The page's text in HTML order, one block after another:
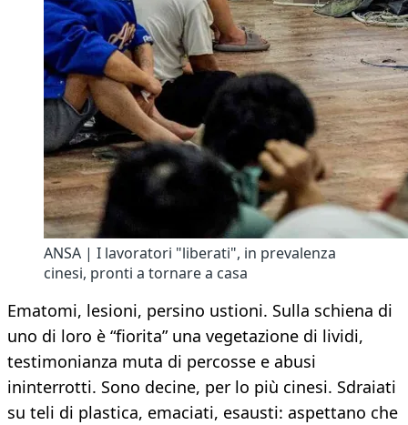
ANSA | I lavoratori "liberati", in prevalenza
cinesi, pronti a tornare a casa
Ematomi, lesioni, persino ustioni. Sulla schiena di
uno di loro è “fiorita” una vegetazione di lividi,
testimonianza muta di percosse e abusi
ininterrotti. Sono decine, per lo più cinesi. Sdraiati
su teli di plastica, emaciati, esausti: aspettano che